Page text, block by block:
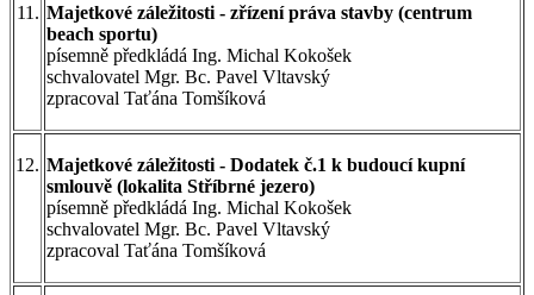
11. Majetkové záležitosti - zřízení práva stavby (centrum
beach sportu)
písemně předkládá Ing. Michal Kokošek
schvalovatel Mgr. Bc. Pavel Vltavský
zpracoval Taťána Tomšíková
12. Majetkové záležitosti - Dodatek č.1 k budoucí kupní
smlouvě (lokalita Stříbrné jezero)
písemně předkládá Ing. Michal Kokošek
schvalovatel Mgr. Bc. Pavel Vltavský
zpracoval Taťána Tomšíková